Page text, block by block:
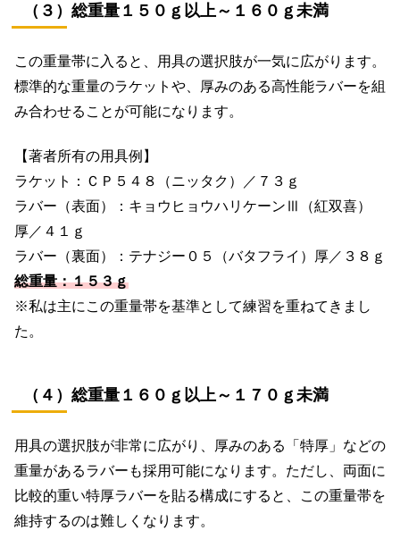
（３）総重量１５０ｇ以上～１６０ｇ未満
この重量帯に入ると、用具の選択肢が一気に広がります。
標準的な重量のラケットや、厚みのある高性能ラバーを組
み合わせることが可能になります。
【著者所有の用具例】
ラケット：ＣＰ５４８（ニッタク）／７３ｇ
ラバー（表面）：キョウヒョウハリケーンⅢ（紅双喜）
厚／４１ｇ
ラバー（裏面）：テナジー０５（バタフライ）厚／３８ｇ
総重量：１５３ｇ
※私は主にこの重量帯を基準として練習を重ねてきまし
た。
（４）総重量１６０ｇ以上～１７０ｇ未満
用具の選択肢が非常に広がり、厚みのある「特厚」などの
重量があるラバーも採用可能になります。ただし、両面に
比較的重い特厚ラバーを貼る構成にすると、この重量帯を
維持するのは難しくなります。